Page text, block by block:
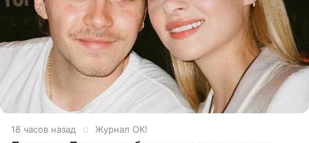
18 часов назад Журнал OK!